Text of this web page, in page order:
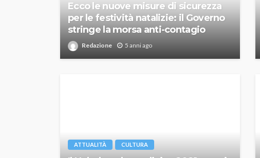
Ecco le nuove misure di sicurezza
per le festività natalizie: il Governo
stringe la morsa anti-contagio
Redazione 5 anni ago
ATTUALITÀ CULTURA